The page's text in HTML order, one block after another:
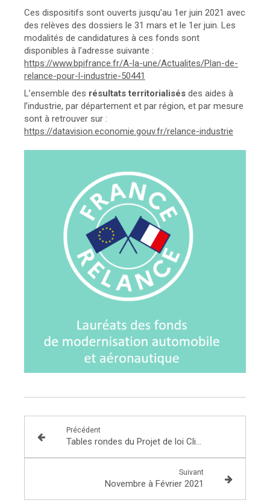
Ces dispositifs sont ouverts jusqu’au 1er juin 2021 avec
des relèves des dossiers le 31 mars et le 1er juin. Les
modalités de candidatures à ces fonds sont
disponibles à l’adresse suivante :
https://www.bpifrance.fr/A-la-une/Actualites/Plan-de-
relance-pour-l-industrie-50441
L’ensemble des résultats territorialisés des aides à
l’industrie, par département et par région, et par mesure
sont à retrouver sur :
https://datavision.economie.gouv.fr/relance-industrie
Précédent
Tables rondes du Projet de loi Climat et Résilience - Titre IV Se loger
Suivant
Novembre à Février 2021